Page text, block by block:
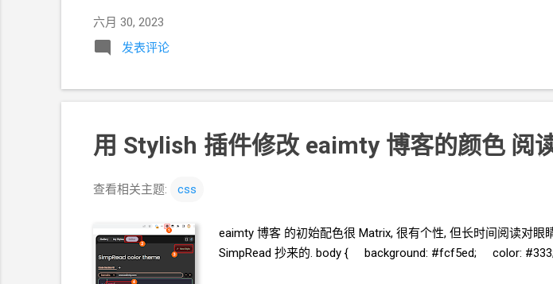
六月 30, 2023
发表评论
用 Stylish 插件修改 eaimty 博客的颜色 阅
查看相关主题: css
eaimty 博客 的初始配色很 Matrix, 很有个性, 但长时间阅读对眼
SimpRead 抄来的. body { background: #fcf5ed; color: